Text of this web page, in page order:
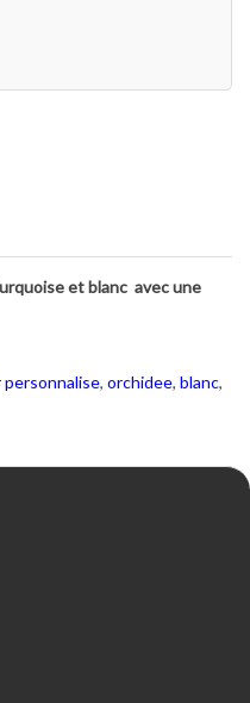
et blanc avec une
personnalise, orchidee, blanc,